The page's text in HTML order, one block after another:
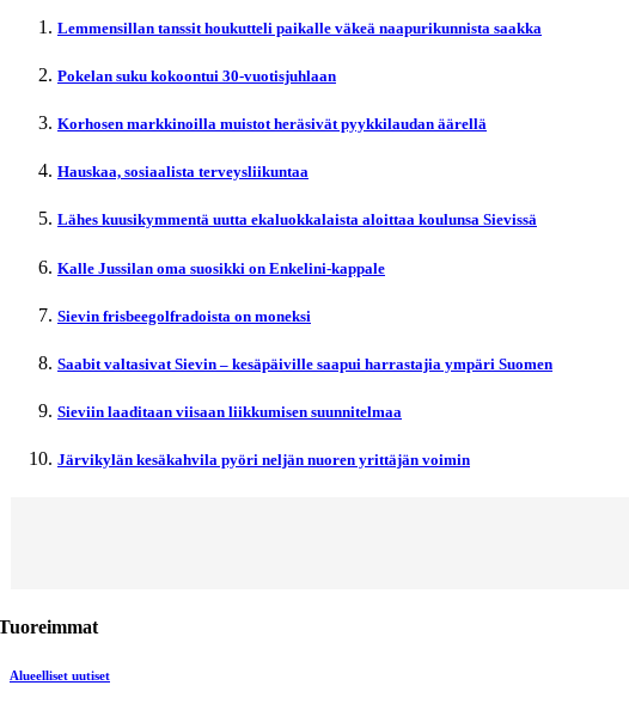
Lemmensillan tanssit houkutteli paikalle väkeä naapurikunnista saakka
Pokelan suku kokoontui 30-vuotisjuhlaan
Korhosen markkinoilla muistot heräsivät pyykkilaudan äärellä
Hauskaa, sosiaalista terveysliikuntaa
Lähes kuusikymmentä uutta ekaluokkalaista aloittaa koulunsa Sievissä
Kalle Jussilan oma suosikki on Enkelini-kappale
Sievin frisbeegolfradoista on moneksi
Saabit valtasivat Sievin – kesäpäiville saapui harrastajia ympäri Suomen
Sieviin laaditaan viisaan liikkumisen suunnitelmaa
Järvikylän kesäkahvila pyöri neljän nuoren yrittäjän voimin